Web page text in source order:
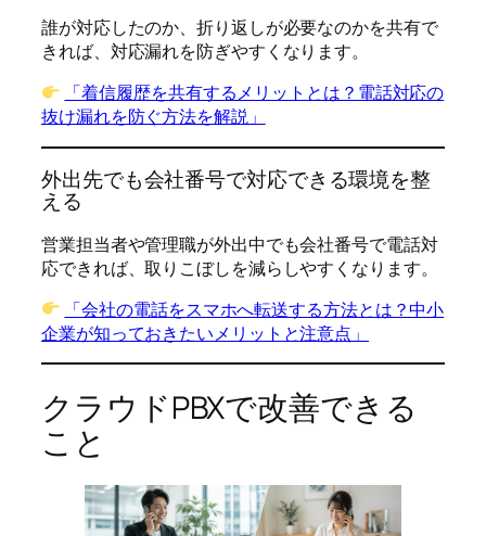
誰が対応したのか、折り返しが必要なのかを共有で
きれば、対応漏れを防ぎやすくなります。
「着信履歴を共有するメリットとは？電話対応の
抜け漏れを防ぐ方法を解説」
外出先でも会社番号で対応できる環境を整
える
営業担当者や管理職が外出中でも会社番号で電話対
応できれば、取りこぼしを減らしやすくなります。
「会社の電話をスマホへ転送する方法とは？中小
企業が知っておきたいメリットと注意点」
クラウドPBXで改善できる
こと